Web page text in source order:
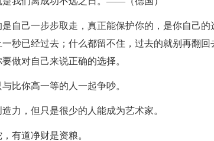
自己一步步取走，真正能保护你的，是你自己
秒已经过去；什么都留不住，过去的就别再翻
做对自己来说正确的选择。
比你高一等的人一起争吵。
力，但只是很少的人能成为艺术家。
有道净财是资粮。